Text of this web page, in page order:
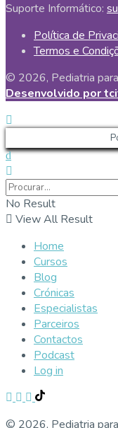
Suporte Informático:
Política de
Termos e
© 2026, Pediatria
Desenvolvido por
No Result
View All Result
Home
Cursos
Blog
Crónicas
Especialistas
Parceiros
Contactos
Podcast
Log in
© 2026, Pediatria